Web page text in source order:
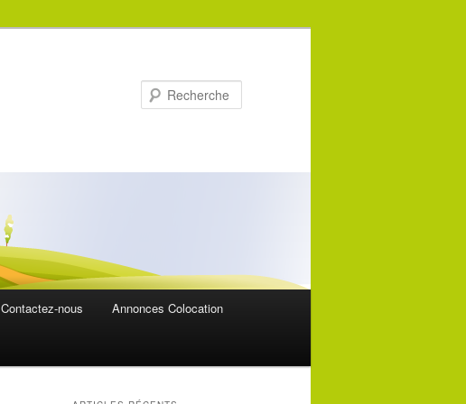
Contactez-nous Annonces Colocation